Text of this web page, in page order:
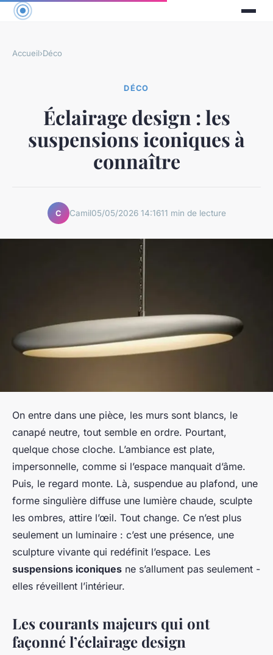
Accueil›Déco
DÉCO
Éclairage design : les
suspensions iconiques à
connaître
C Camil05/05/2026 14:1611 min de lecture
On entre dans une pièce, les murs sont blancs, le
canapé neutre, tout semble en ordre. Pourtant,
quelque chose cloche. L’ambiance est plate,
impersonnelle, comme si l’espace manquait d’âme.
Puis, le regard monte. Là, suspendue au plafond, une
forme singulière diffuse une lumière chaude, sculpte
les ombres, attire l’œil. Tout change. Ce n’est plus
seulement un luminaire : c’est une présence, une
sculpture vivante qui redéfinit l’espace. Les
suspensions iconiques ne s’allument pas seulement -
elles réveillent l’intérieur.
Les courants majeurs qui ont
façonné l’éclairage design